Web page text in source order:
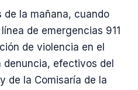
de la mañana, cuando
de emergencias 911
de violencia en el
denuncia, efectivos del
de la Comisaría de la